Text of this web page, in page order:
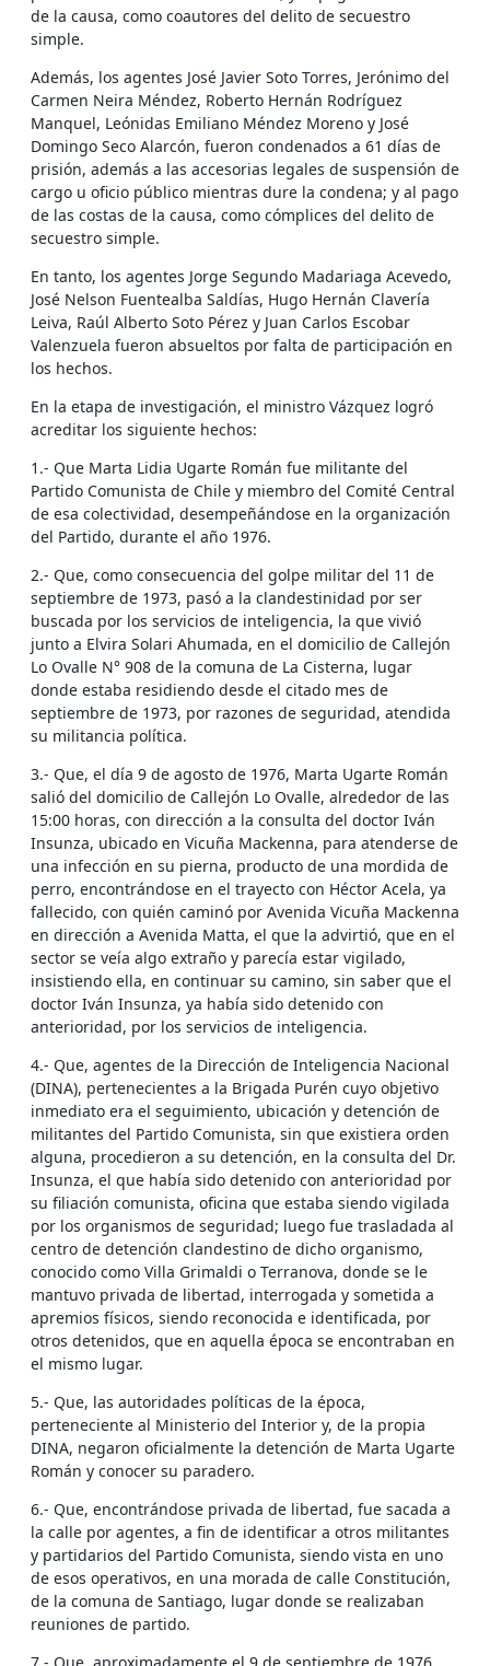
de la causa, como coautores del delito de secuestro
simple.
Además, los agentes José Javier Soto Torres, Jerónimo del
Carmen Neira Méndez, Roberto Hernán Rodríguez
Manquel, Leónidas Emiliano Méndez Moreno y José
Domingo Seco Alarcón, fueron condenados a 61 días de
prisión, además a las accesorias legales de suspensión de
cargo u oficio público mientras dure la condena; y al pago
de las costas de la causa, como cómplices del delito de
secuestro simple.
En tanto, los agentes Jorge Segundo Madariaga Acevedo,
José Nelson Fuentealba Saldías, Hugo Hernán Clavería
Leiva, Raúl Alberto Soto Pérez y Juan Carlos Escobar
Valenzuela fueron absueltos por falta de participación en
los hechos.
En la etapa de investigación, el ministro Vázquez logró
acreditar los siguiente hechos:
1.- Que Marta Lidia Ugarte Román fue militante del
Partido Comunista de Chile y miembro del Comité Central
de esa colectividad, desempeñándose en la organización
del Partido, durante el año 1976.
2.- Que, como consecuencia del golpe militar del 11 de
septiembre de 1973, pasó a la clandestinidad por ser
buscada por los servicios de inteligencia, la que vivió
junto a Elvira Solari Ahumada, en el domicilio de Callejón
Lo Ovalle N° 908 de la comuna de La Cisterna, lugar
donde estaba residiendo desde el citado mes de
septiembre de 1973, por razones de seguridad, atendida
su militancia política.
3.- Que, el día 9 de agosto de 1976, Marta Ugarte Román
salió del domicilio de Callejón Lo Ovalle, alrededor de las
15:00 horas, con dirección a la consulta del doctor Iván
Insunza, ubicado en Vicuña Mackenna, para atenderse de
una infección en su pierna, producto de una mordida de
perro, encontrándose en el trayecto con Héctor Acela, ya
fallecido, con quién caminó por Avenida Vicuña Mackenna
en dirección a Avenida Matta, el que la advirtió, que en el
sector se veía algo extraño y parecía estar vigilado,
insistiendo ella, en continuar su camino, sin saber que el
doctor Iván Insunza, ya había sido detenido con
anterioridad, por los servicios de inteligencia.
4.- Que, agentes de la Dirección de Inteligencia Nacional
(DINA), pertenecientes a la Brigada Purén cuyo objetivo
inmediato era el seguimiento, ubicación y detención de
militantes del Partido Comunista, sin que existiera orden
alguna, procedieron a su detención, en la consulta del Dr.
Insunza, el que había sido detenido con anterioridad por
su filiación comunista, oficina que estaba siendo vigilada
por los organismos de seguridad; luego fue trasladada al
centro de detención clandestino de dicho organismo,
conocido como Villa Grimaldi o Terranova, donde se le
mantuvo privada de libertad, interrogada y sometida a
apremios físicos, siendo reconocida e identificada, por
otros detenidos, que en aquella época se encontraban en
el mismo lugar.
5.- Que, las autoridades políticas de la época,
perteneciente al Ministerio del Interior y, de la propia
DINA, negaron oficialmente la detención de Marta Ugarte
Román y conocer su paradero.
6.- Que, encontrándose privada de libertad, fue sacada a
la calle por agentes, a fin de identificar a otros militantes
y partidarios del Partido Comunista, siendo vista en uno
de esos operativos, en una morada de calle Constitución,
de la comuna de Santiago, lugar donde se realizaban
reuniones de partido.